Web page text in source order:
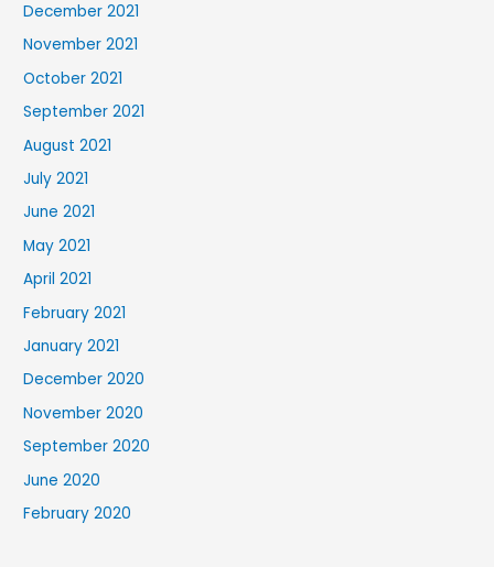
December 2021
November 2021
October 2021
September 2021
August 2021
July 2021
June 2021
May 2021
April 2021
February 2021
January 2021
December 2020
November 2020
September 2020
June 2020
February 2020